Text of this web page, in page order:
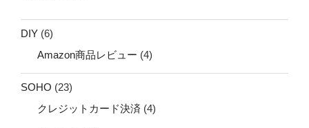
DIY (6)
Amazon商品レビュー (4)
SOHO (23)
クレジットカード決済 (4)